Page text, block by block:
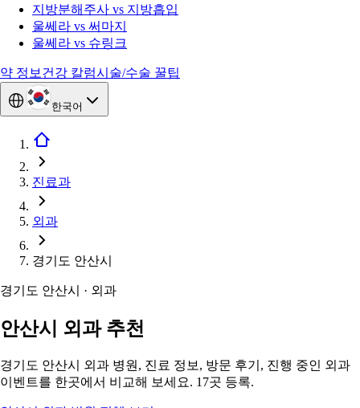
지방분해주사 vs 지방흡입
울쎄라 vs 써마지
울쎄라 vs 슈링크
약 정보 건강 칼럼시술/수술 꿀팁
한국어
진료과
외과
경기도 안산시
경기도 안산시 · 외과
안산시 외과 추천
경기도 안산시 외과 병원, 진료 정보, 방문 후기, 진행 중인 외과
이벤트를 한곳에서 비교해 보세요. 17곳 등록.